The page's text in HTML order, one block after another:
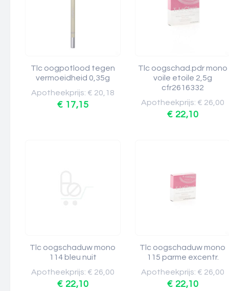
Tlc oogpotlood tegen
vermoeidheid 0,35g
Apotheekprijs: € 20,18
€ 17,15
Tlc oogschad.pdr mono
voile etoile 2,5g
cfr2616332
Apotheekprijs: € 26,00
€ 22,10
Tlc oogschaduw mono
114 bleu nuit
Apotheekprijs: € 26,00
€ 22,10
Tlc oogschaduw mono
115 parme excentr.
Apotheekprijs: € 26,00
€ 22,10